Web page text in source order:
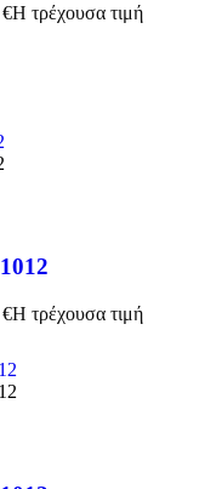
€Η τρέχουσα τιμή
€Η τρέχουσα τιμή